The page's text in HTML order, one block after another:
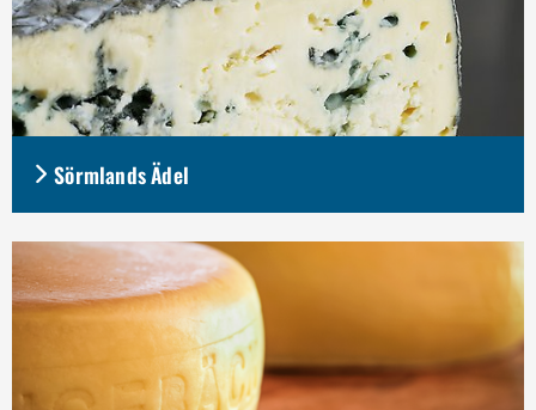
Sörmlands Ädel